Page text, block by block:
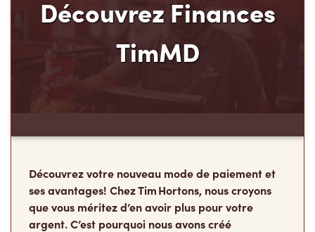
Découvrez Finances
TimMD
Découvrez votre nouveau mode de paiement et
ses avantages! Chez Tim Hortons, nous croyons
que vous méritez d’en avoir plus pour votre
argent. C’est pourquoi nous avons créé